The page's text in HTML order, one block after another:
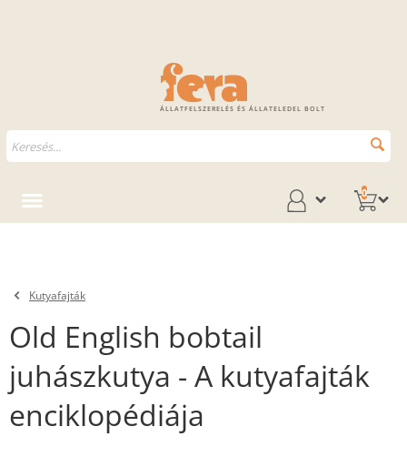
ÁLLATFELSZERELÉS ÉS ÁLLATELEDEL BOLT
0
Kutyafajták
Old English bobtail
juhászkutya - A kutyafajták
enciklopédiája